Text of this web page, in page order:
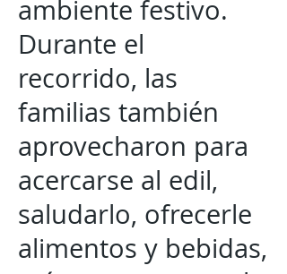
ambiente festivo.
Durante el
recorrido, las
familias también
aprovecharon para
acercarse al edil,
saludarlo, ofrecerle
alimentos y bebidas,